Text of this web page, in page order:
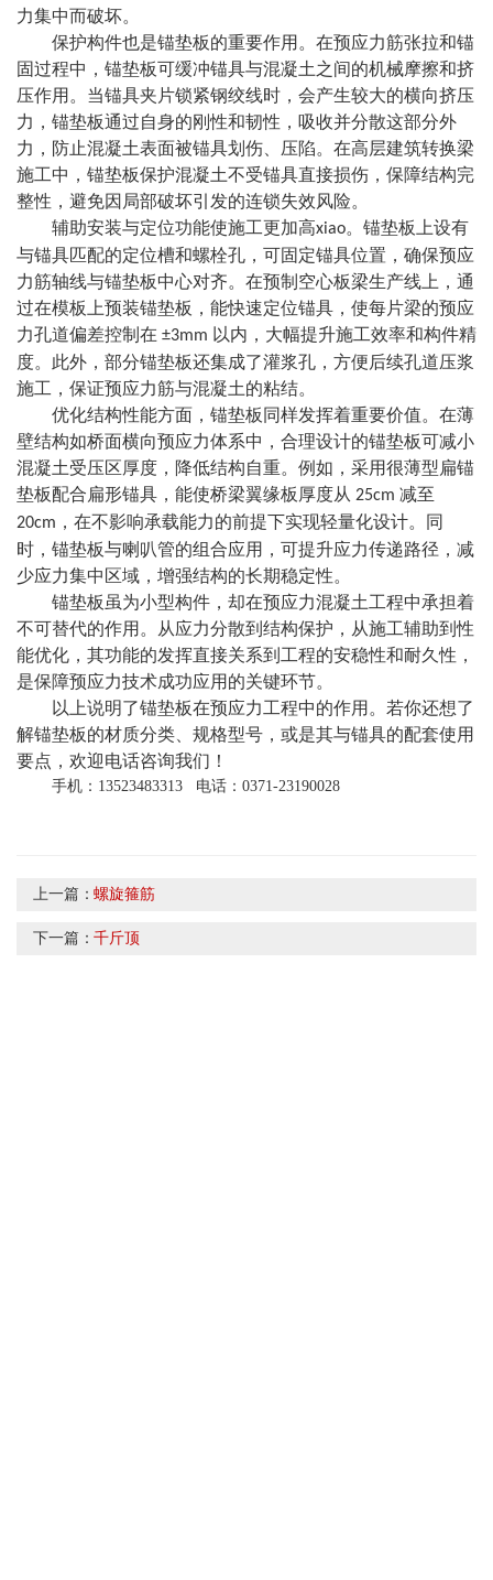
力集中而破坏。
保护构件也是锚垫板的重要作用。在预应力筋张拉和锚
固过程中，锚垫板可缓冲锚具与混凝土之间的机械摩擦和挤
压作用。当锚具夹片锁紧钢绞线时，会产生较大的横向挤压
力，锚垫板通过自身的刚性和韧性，吸收并分散这部分外
力，防止混凝土表面被锚具划伤、压陷。在高层建筑转换梁
施工中，锚垫板保护混凝土不受锚具直接损伤，保障结构完
整性，避免因局部破坏引发的连锁失效风险。
辅助安装与定位功能使施工更加高xiao。锚垫板上设有
与锚具匹配的定位槽和螺栓孔，可固定锚具位置，确保预应
力筋轴线与锚垫板中心对齐。在预制空心板梁生产线上，通
过在模板上预装锚垫板，能快速定位锚具，使每片梁的预应
力孔道偏差控制在 ±3mm 以内，大幅提升施工效率和构件精
度。此外，部分锚垫板还集成了灌浆孔，方便后续孔道压浆
施工，保证预应力筋与混凝土的粘结。
优化结构性能方面，锚垫板同样发挥着重要价值。在薄
壁结构如桥面横向预应力体系中，合理设计的锚垫板可减小
混凝土受压区厚度，降低结构自重。例如，采用很薄型扁锚
垫板配合扁形锚具，能使桥梁翼缘板厚度从 25cm 减至
20cm ，在不影响承载能力的前提下实现轻量化设计。同
时，锚垫板与喇叭管的组合应用，可提升应力传递路径，减
少应力集中区域，增强结构的长期稳定性。
锚垫板虽为小型构件，却在预应力混凝土工程中承担着
不可替代的作用。从应力分散到结构保护，从施工辅助到性
能优化，其功能的发挥直接关系到工程的安稳性和耐久性，
是保障预应力技术成功应用的关键环节。
以上说明了锚垫板在预应力工程中的作用。若你还想了
解锚垫板的材质分类、规格型号，或是其与锚具的配套使用
要点，欢迎电话咨询我们！
手机：13523483313 电话：0371-23190028
上一篇：螺旋箍筋
下一篇：千斤顶